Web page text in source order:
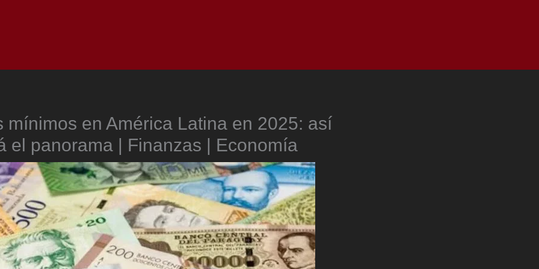
mínimos en América Latina en 2025: así
el panorama | Finanzas | Economía